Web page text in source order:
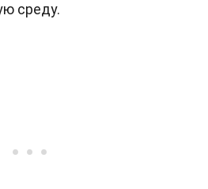
среду.